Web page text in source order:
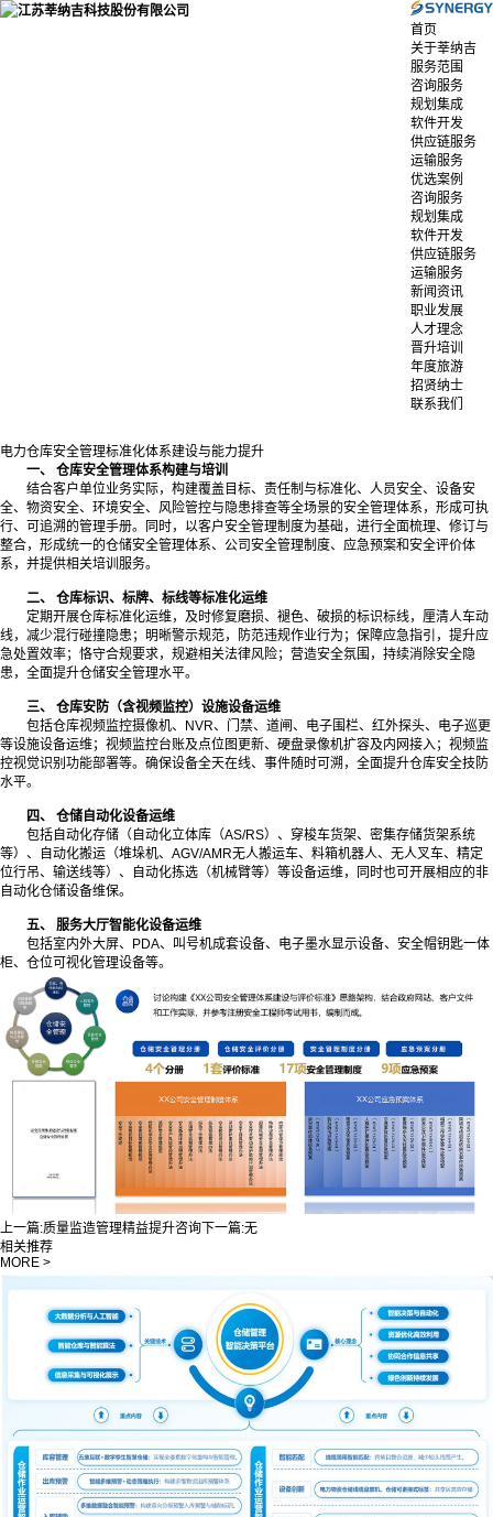
首页
关于莘纳吉
服务范围
咨询服务
规划集成
软件开发
供应链服务
运输服务
优选案例
咨询服务
规划集成
软件开发
供应链服务
运输服务
新闻资讯
职业发展
人才理念
晋升培训
年度旅游
招贤纳士
联系我们
电力仓库安全管理标准化体系建设与能力提升
一、 仓库安全管理体系构建与培训
结合客户单位业务实际，构建覆盖目标、责任制与标准化、人员安全、设备安
全、物资安全、环境安全、风险管控与隐患排查等全场景的安全管理体系，形成可执
行、可追溯的管理手册。同时，以客户安全管理制度为基础，进行全面梳理、修订与
整合，形成统一的仓储安全管理体系、公司安全管理制度、应急预案和安全评价体
系，并提供相关培训服务。
二、 仓库标识、标牌、标线等标准化运维
定期开展仓库标准化运维，及时修复磨损、褪色、破损的标识标线，厘清人车动
线，减少混行碰撞隐患；明晰警示规范，防范违规作业行为；保障应急指引，提升应
急处置效率；恪守合规要求，规避相关法律风险；营造安全氛围，持续消除安全隐
患，全面提升仓储安全管理水平。
三、 仓库安防（含视频监控）设施设备运维
包括仓库视频监控摄像机、NVR、门禁、道闸、电子围栏、红外探头、电子巡更
等设施设备运维；视频监控台账及点位图更新、硬盘录像机扩容及内网接入；视频监
控视觉识别功能部署等。确保设备全天在线、事件随时可溯，全面提升仓库安全技防
水平。
四、 仓储自动化设备运维
包括自动化存储（自动化立体库（AS/RS）、穿梭车货架、密集存储货架系统
等）、自动化搬运（堆垛机、AGV/AMR无人搬运车、料箱机器人、无人叉车、精定
位行吊、输送线等）、自动化拣选（机械臂等）等设备运维，同时也可开展相应的非
自动化仓储设备维保。
五、 服务大厅智能化设备运维
包括室内外大屏、PDA、叫号机成套设备、电子墨水显示设备、安全帽钥匙一体
柜、仓位可视化管理设备等。
上一篇:质量监造管理精益提升咨询下一篇:无
相关推荐
MORE >